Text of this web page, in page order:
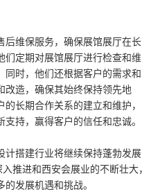
维保服务，确保展馆展厅在长
们定期对展馆展厅进行检查和维
同时，他们还根据客户的需求和
改造，确保其始终保持领先地
长期合作关系的建立和维护，
持，赢得客户的信任和忠诚。
搭建行业将继续保持蓬勃发展
推进和西安会展业的不断壮大，
发展机遇和挑战。